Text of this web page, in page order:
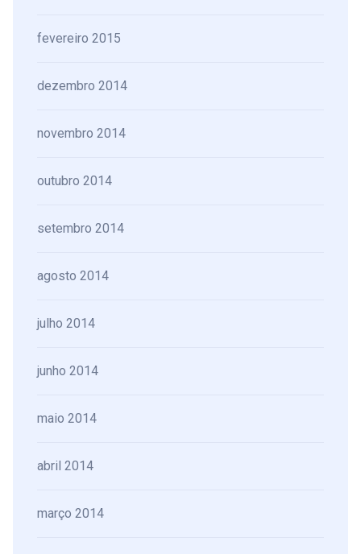
fevereiro 2015
dezembro 2014
novembro 2014
outubro 2014
setembro 2014
agosto 2014
julho 2014
junho 2014
maio 2014
abril 2014
março 2014